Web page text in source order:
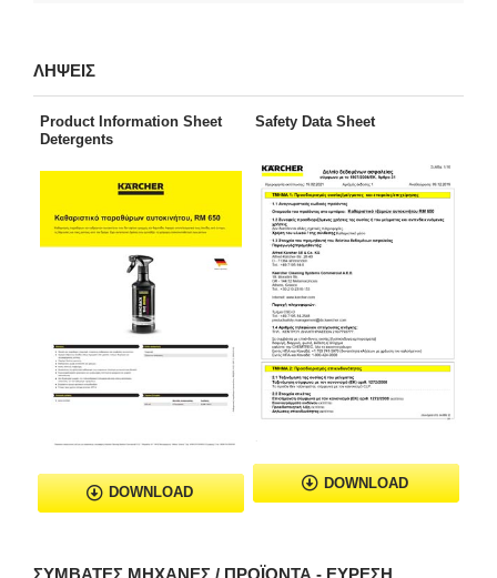
ΛΗΨΕΙΣ
Product Information Sheet
Detergents
DOWNLOAD
Safety Data Sheet
DOWNLOAD